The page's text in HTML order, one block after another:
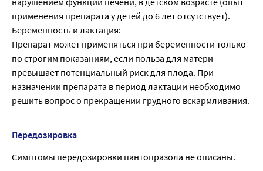
применения препарата у детей до 6 лет отсутствует).
Беременность и лактация:
Препарат может применяться при беременности только
по строгим показаниям, если польза для матери
превышает потенциальный риск для плода. При
назначении препарата в период лактации необходимо
решить вопрос о прекращении грудного вскармливания.
Передозировка
Симптомы передозировки пантопразола не описаны.